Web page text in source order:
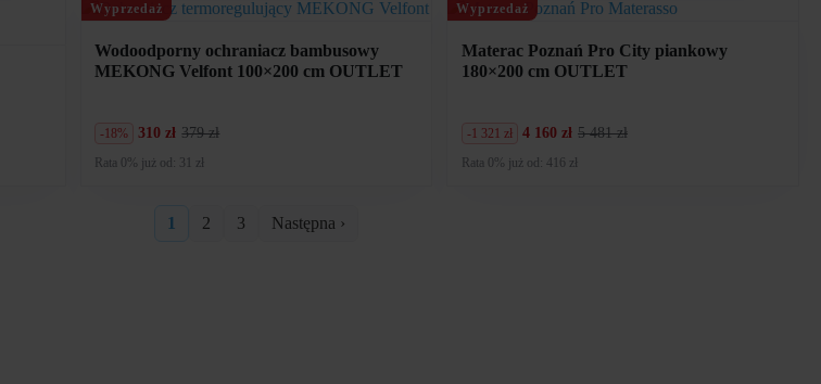
768
zł.
900
zł.
735
zł.
390
zł.
Wyprzedaż
Wodoodporny ochraniacz bambusowy
MEKONG Velfont 100×200 cm OUTLET
379 zł
Pierwotna
cena
wynosiła:
310 zł
Aktualna
cena
wynosi:
-18%
Rata 0% już od: 31 zł
Wyprzedaż
Materac Poznań Pro City piankowy
180×200 cm OUTLET
5 481 zł
Pierwotna
cena
wynosiła:
4 160 zł
Aktualna
cena
wynosi:
-1 321 zł
Rata 0% już od: 416 zł
1 2 3 Następna ›